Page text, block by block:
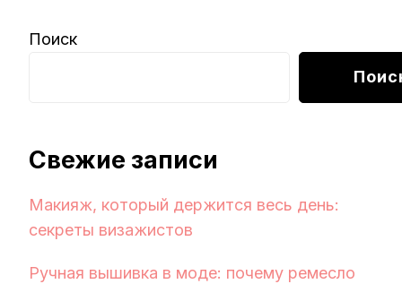
Поиск
Свежие записи
Макияж, который держится весь день:
секреты визажистов
Ручная вышивка в моде: почему ремесло